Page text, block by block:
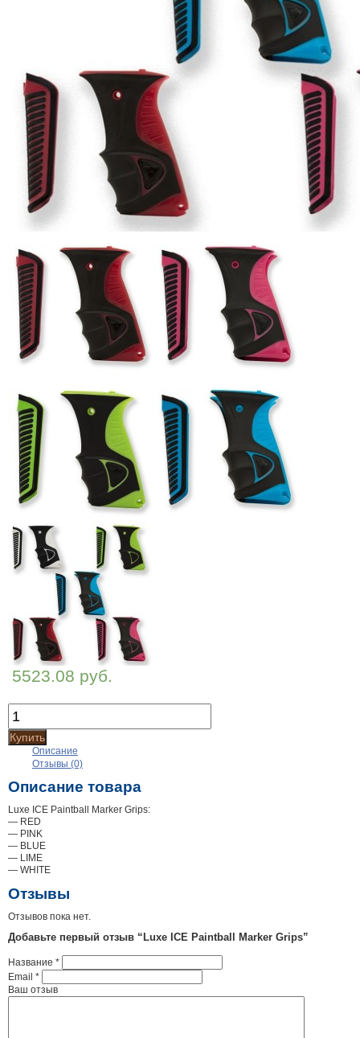
5523.08 руб.
Купить
Описание
Отзывы (0)
Описание товара
Luxe ICE Paintball Marker Grips:
— RED
— PINK
— BLUE
— LIME
— WHITE
Отзывы
Отзывов пока нет.
Добавьте первый отзыв “Luxe ICE Paintball Marker Grips”
Название *
Email *
Ваш отзыв